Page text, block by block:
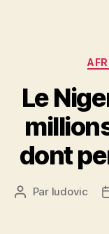
Le
dont
Auteur
Par ludovic